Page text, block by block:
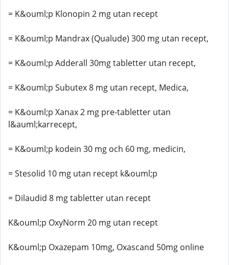
= K&ouml;p Klonopin 2 mg utan recept
= K&ouml;p Mandrax (Qualude) 300 mg utan recept,
= K&ouml;p Adderall 30mg tabletter utan recept,
= K&ouml;p Subutex 8 mg utan recept, Medica,
= K&ouml;p Xanax 2 mg pre-tabletter utan
l&auml;karrecept,
= K&ouml;p kodein 30 mg och 60 mg, medicin,
= Stesolid 10 mg utan recept k&ouml;p
= Dilaudid 8 mg tabletter utan recept
K&ouml;p OxyNorm 20 mg utan recept
K&ouml;p Oxazepam 10mg, Oxascand 50mg online